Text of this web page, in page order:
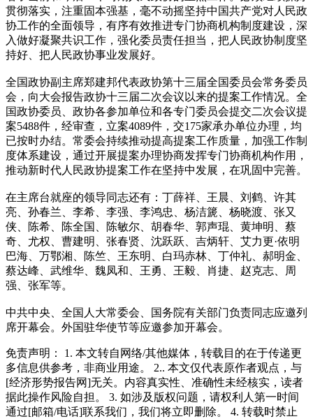
贯彻落实，注重固本强基，毫不动摇坚持中国共产党对人民政
协工作的全面领导，有序有效推进专门协商机构制度建设，深
入做好凝聚共识工作，强化委员责任担当，把人民政协制度坚
持好、把人民政协事业发展好。
全国政协副主席郑建邦代表政协第十三届全国委员会常务委员
会，向大会报告政协十三届二次会议以来的提案工作情况。全
国政协委员、政协各参加单位和各专门委员会提交二次会议提
案5488件，经审查，立案4089件，交175家承办单位办理，均
已按时办结。常委会持续推动提高提案工作质量，加强工作制
度体系建设，通过开展提案办理协商发挥专门协商机构作用，
推动新时代人民政协提案工作在坚持中发展，在巩固中完善。
在主席台就座的领导同志还有：丁薛祥、王晨、刘鹤、许其
亮、孙春兰、李希、李强、李鸿忠、杨洁篪、杨晓渡、张又
侠、陈希、陈全国、陈敏尔、胡春华、郭声琨、黄坤明、蔡
奇、尤权、曹建明、张春贤、沈跃跃、吉炳轩、艾力更·依明
巴海、万鄂湘、陈竺、王东明、白玛赤林、丁仲礼、郝明金、
蔡达峰、武维华、魏凤和、王勇、王毅、肖捷、赵克志、周
强、张军等。
中共中央、全国人大常委会、国务院有关部门负责同志应邀列
席开幕会。外国驻华使节等应邀参加开幕会。
免责声明： 1. 本文转自网络/其他媒体，转载目的在于传递更
多信息供参考，非商业用途。 2.. 本文仅代表原作者观点，与
[经济形势报告网]无关。内容真实性、准确性未经核实，读者
据此操作风险自担。 3. 如涉及版权问题，请权利人第一时间
通过[邮箱/电话]联系我们，我们将立即删除。 4. 转载时禁止